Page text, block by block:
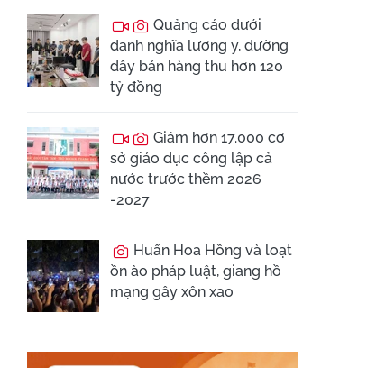
Quảng cáo dưới
danh nghĩa lương y, đường
dây bán hàng thu hơn 120
tỷ đồng
Giảm hơn 17.000 cơ
sở giáo dục công lập cả
nước trước thềm 2026
-2027
Huấn Hoa Hồng và loạt
ồn ào pháp luật, giang hồ
mạng gây xôn xao